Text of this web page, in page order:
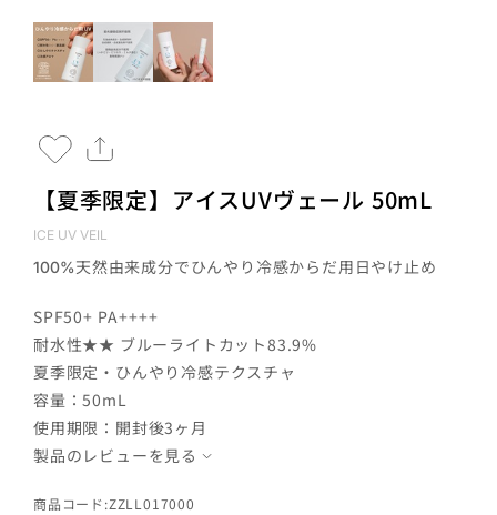
【夏季限定】アイスUVヴェール 50mL
ICE UV VEIL
100%天然由来成分でひんやり冷感からだ用日やけ止め
SPF50+ PA++++
耐水性★★ ブルーライトカット83.9%
夏季限定・ひんやり冷感テクスチャ
容量：50mL
使用期限：開封後3ヶ月
製品のレビューを見る
商品コード:ZZLL017000